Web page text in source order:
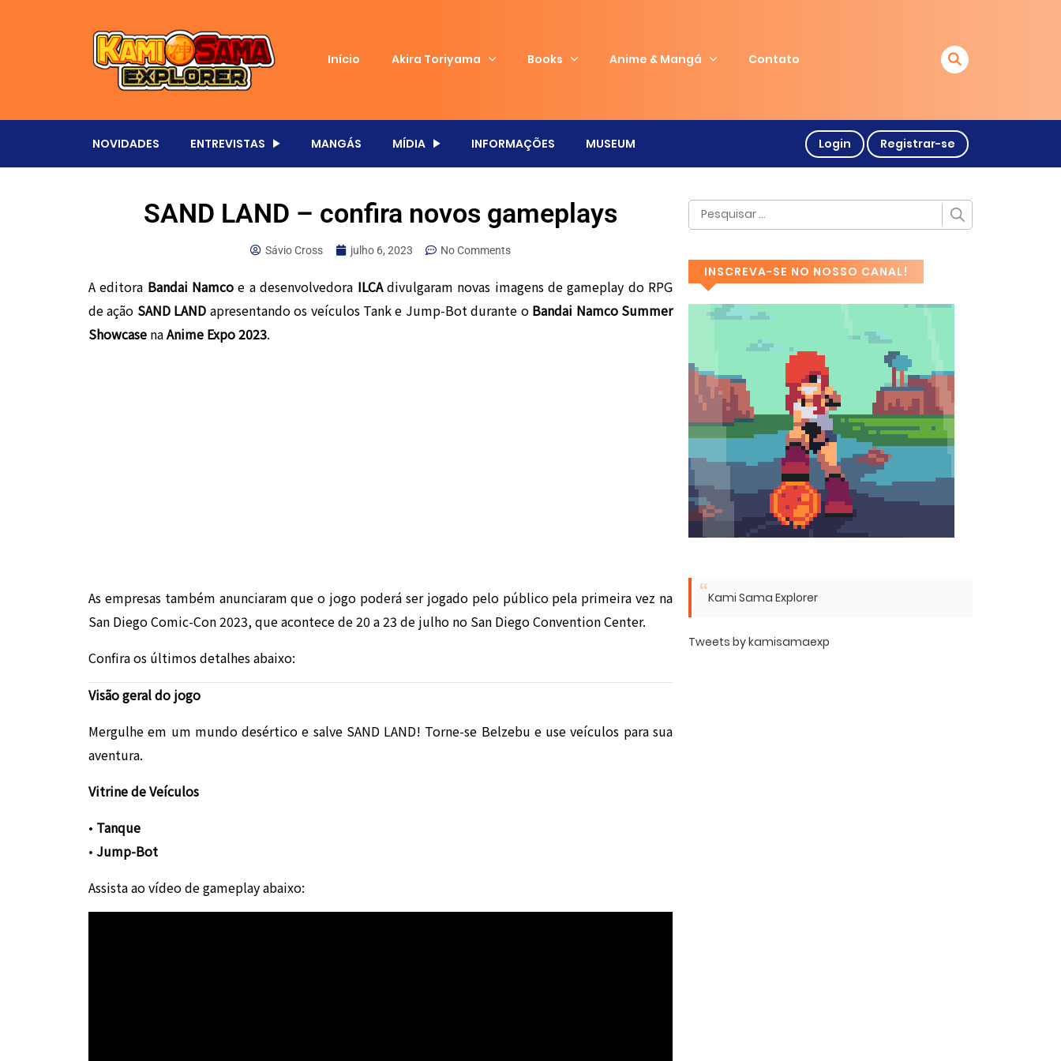
Início Akira Toriyama Books Anime & Mangá Contato
NOVIDADES ENTREVISTAS MANGÁS MÍDIA INFORMAÇÕES MUSEUM Login Registrar-se
SAND LAND – confira novos gameplays
Sávio Cross julho 6, 2023 No Comments
A editora Bandai Namco e a desenvolvedora ILCAdivulgaram novas imagens de gameplay do RPG
de ação SAND LAND apresentando os veículos Tank e Jump-Bot durante o Bandai Namco Summer
Showcase naAnime Expo 2023.
As empresas também anunciaram que o jogo poderá ser jogado pelo público pela primeira vez na
San Diego Comic-Con 2023, que acontece de 20 a 23 de julho no San Diego Convention Center.
Confira os últimos detalhes abaixo:
Visão geral do jogo
Mergulhe em um mundo desértico e salve SAND LAND! Torne-se Belzebu e use veículos para sua
aventura.
Vitrine de Veículos
• Tanque
• Jump-Bot
Assista ao vídeo de gameplay abaixo:
INSCREVA-SE NO NOSSO CANAL!
Kami Sama Explorer
Tweets by kamisamaexp